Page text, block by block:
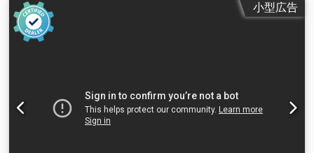
小型広告